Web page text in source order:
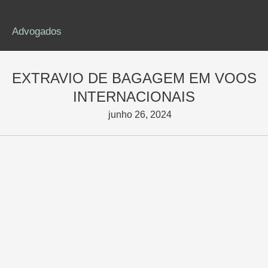
Advogados
EXTRAVIO DE BAGAGEM EM VOOS
INTERNACIONAIS
junho 26, 2024